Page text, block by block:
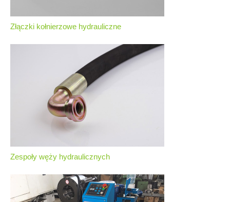
Złączki kołnierzowe hydrauliczne
Zespoły węży hydraulicznych